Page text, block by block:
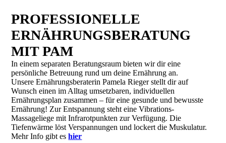
PROFESSIONELLE
ERNÄHRUNGSBERATUNG
MIT PAM
In einem separaten Beratungsraum bieten wir dir eine
persönliche Betreuung rund um deine Ernährung an.
Unsere Ernährungsberaterin Pamela Rieger stellt dir auf
Wunscheinen im Alltag umsetzbaren, individuellen
Ernährungsplan zusammen – für eine gesunde und bewusste
Ernährung! Zur Entspannung steht eineVibrations-
Massageliege mit Infrarotpunkten zur Verfügung. Die
Tiefenwärme löst Verspannungen und lockert die Muskulatur.
Mehr Info gibt eshier